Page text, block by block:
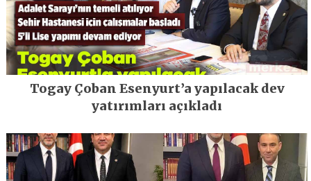
Togay Çoban Esenyurt’a yapılacak dev
yatırımları açıkladı